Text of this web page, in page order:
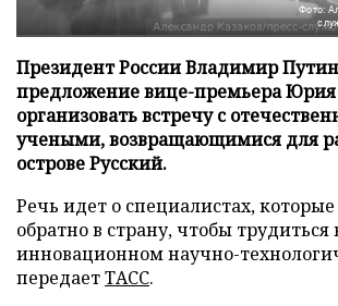
Фото:
Президент России Владимир
предложение вице-премьера Юрия
организовать встречу с
учеными, возвращающимися для
острове Русский.
Речь идет о специалистах,
обратно в страну, чтобы трудиться
инновационном научно-
передаетТАСС.